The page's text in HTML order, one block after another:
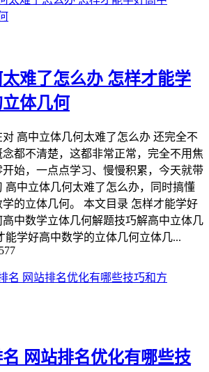
难了怎么办 怎样才能学
体几何
高中立体几何太难了怎么办 还完全不
都不清楚，这都非常正常，完全不用焦
始，一点点学习、慢慢积累，今天就带
高中立体几何太难了怎么办，同时搞懂
的立体几何。 本文目录 怎样才能学好
中数学立体几何解题技巧解高中立体几
能学好高中数学的立体几何立体几...
577
网站排名优化有哪些技